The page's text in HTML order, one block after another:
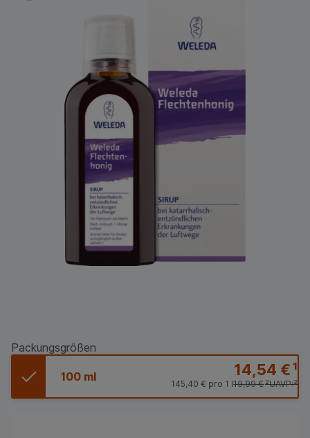
Packungsgrößen
100 ml 14,54 €¹
UAVP:²
19,99 €²
145,40 € pro 1 l